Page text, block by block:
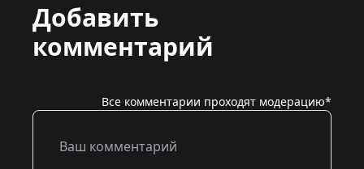
Добавить
комментарий
Все комментарии проходят модерацию*